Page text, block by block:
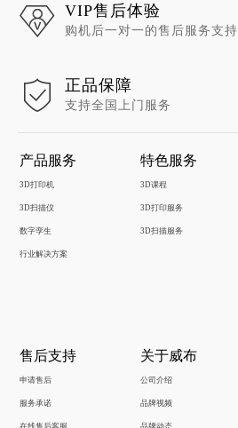
VIP售后体验
购机后一对一的售后服务支持
正品保障
支持全国上门服务
产品服务
3D打印机
3D扫描仪
数字孪生
行业解决方案
特色服务
3D课程
3D打印服务
3D扫描服务
售后支持
申请售后
服务承诺
在线售后客服
关于威布
公司介绍
品牌视频
品牌动态